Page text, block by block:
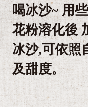
喝冰沙~ 用
花粉溶化後
冰沙,可依照
及甜度。